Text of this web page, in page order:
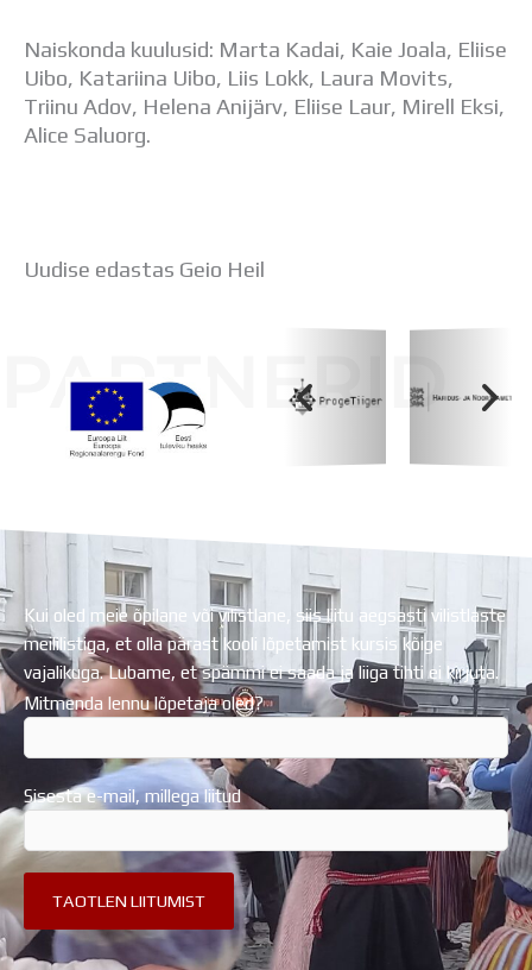
Meie kool
Dokumendid
Uudised
Lapsevanemale
Õpilasesindus
Naiskonda kuulusid: Marta Kadai, Kaie Joala, Eliise
Uibo, Katariina Uibo, Liis Lokk, Laura Movits,
Triinu Adov, Helena Anijärv, Eliise Laur, Mirell Eksi,
Alice Saluorg.
Uudise edastas Geio Heil
PARTNERID
Kui oled meie õpilane või vilistlane, siis liitu aegsasti vilistlaste
meililistiga, et olla pärast kooli lõpetamist kursis kõige
vajalikuga. Lubame, et spämmi ei saada ja liiga tihti ei kirjuta.
Mitmenda lennu lõpetaja oled?
Sisesta e-mail, millega liitud